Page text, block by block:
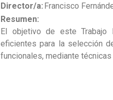
Director/a: Francisco
Resumen:
El objetivo de este Trabajo
eficientes para la selección
funcionales, mediante